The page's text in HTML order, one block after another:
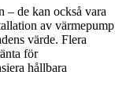
– de kan också vara
av värmepump
värde. Flera
för
hållbara